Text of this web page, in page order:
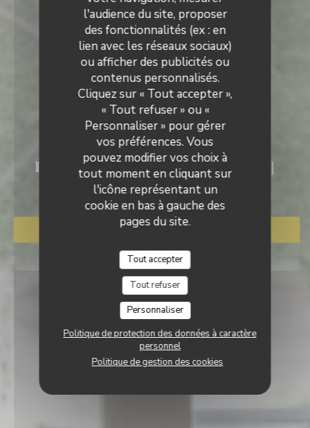
l'audience du site, proposer
des fonctionnalités (ex : en
lien avec les réseaux sociaux)
ou afficher des publicités ou
contenus personnalisés.
Cliquez sur « Tout accepter »,
« Tout refuser » ou «
Personnaliser » pour gérer
vos préférences. Vous
pouvez modifier vos choix à
tout moment en cliquant sur
l'icône représentant un
cookie en bas à gauche des
pages du site.
Tout accepter
Tout refuser
Personnaliser
Politique de protection des données à caractère
personnel
Politique de gestion des cookies
LE CORRIDOR
RESTAURANT TRADITIONNEL |
BLAGNAC
RÉSERVER